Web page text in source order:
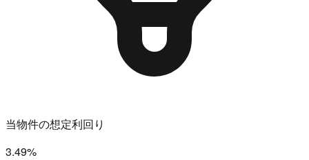
当物件の想定利回り
3.49%